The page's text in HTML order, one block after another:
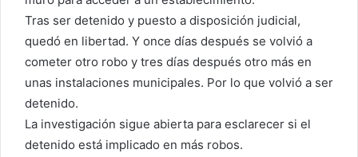
Tras ser detenido y puesto a disposición judicial,
quedó en libertad. Y once días después se volvió a
cometer otro robo y tres días después otro más en
unas instalaciones municipales. Por lo que volvió a ser
detenido.
La investigación sigue abierta para esclarecer si el
detenido está implicado en más robos.